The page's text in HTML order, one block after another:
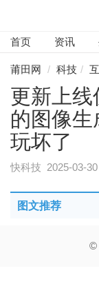
首页 资讯
莆田网 科技
更新上线
的图像
玩坏了
快科技 2025-03-
图文推荐
©